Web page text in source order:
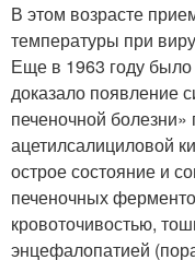
В этом возрасте
температуры при
Еще в 1963 году
доказало появление
печеночной
ацетилсалициловой
острое состояние и
печеночных
кровоточивостью,
энцефалопатией